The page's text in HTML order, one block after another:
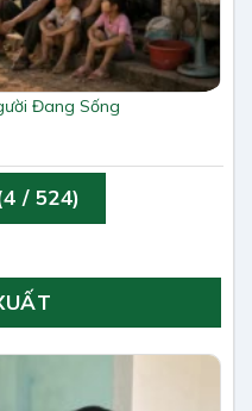
Đang Sống
4 / 524)